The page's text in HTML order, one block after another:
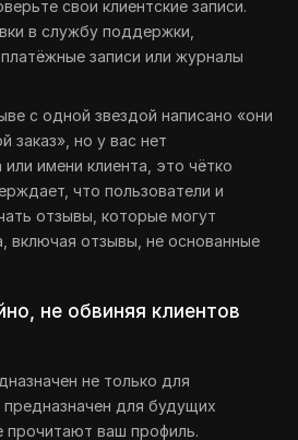
свои клиентские записи.
в службу поддержки,
записи или журналы
с одной звездой написано «они
заказ», но у вас нет
имени клиента, это чётко
что пользователи и
отзывы, которые могут
включая отзывы, не основанные
не обвиняя клиентов
не только для
для будущих
прочитают ваш профиль.